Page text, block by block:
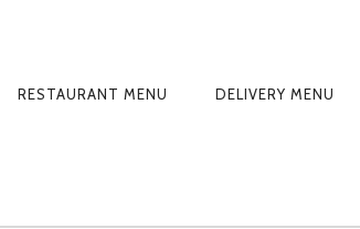
RESTAURANT MENU DELIVERY MENU